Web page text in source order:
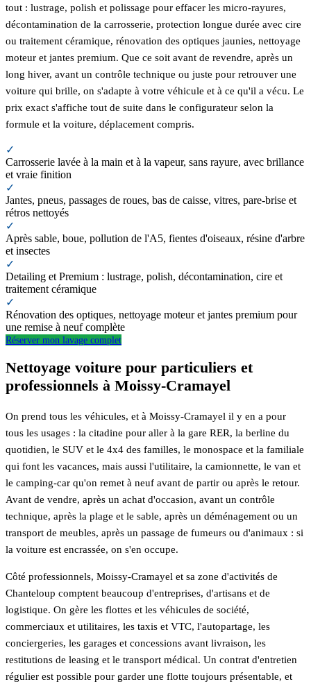
tout : lustrage, polish et polissage pour effacer les micro-rayures,
décontamination de la carrosserie, protection longue durée avec cire
ou traitement céramique, rénovation des optiques jaunies, nettoyage
moteur et jantes premium. Que ce soit avant de revendre, après un
long hiver, avant un contrôle technique ou juste pour retrouver une
voiture qui brille, on s'adapte à votre véhicule et à ce qu'il a vécu. Le
prix exact s'affiche tout de suite dans le configurateur selon la
formule et la voiture, déplacement compris.
✓
Carrosserie lavée à la main et à la vapeur, sans rayure, avec brillance
et vraie finition
✓
Jantes, pneus, passages de roues, bas de caisse, vitres, pare-brise et
rétros nettoyés
✓
Après sable, boue, pollution de l'A5, fientes d'oiseaux, résine d'arbre
et insectes
✓
Detailing et Premium : lustrage, polish, décontamination, cire et
traitement céramique
✓
Rénovation des optiques, nettoyage moteur et jantes premium pour
une remise à neuf complète
Réserver mon lavage complet
Nettoyage voiture pour particuliers et
professionnels à Moissy-Cramayel
On prend tous les véhicules, et à Moissy-Cramayel il y en a pour
tous les usages : la citadine pour aller à la gare RER, la berline du
quotidien, le SUV et le 4x4 des familles, le monospace et la familiale
qui font les vacances, mais aussi l'utilitaire, la camionnette, le van et
le camping-car qu'on remet à neuf avant de partir ou après le retour.
Avant de vendre, après un achat d'occasion, avant un contrôle
technique, après la plage et le sable, après un déménagement ou un
transport de meubles, après un passage de fumeurs ou d'animaux : si
la voiture est encrassée, on s'en occupe.
Côté professionnels, Moissy-Cramayel et sa zone d'activités de
Chanteloup comptent beaucoup d'entreprises, d'artisans et de
logistique. On gère les flottes et les véhicules de société,
commerciaux et utilitaires, les taxis et VTC, l'autopartage, les
conciergeries, les garages et concessions avant livraison, les
restitutions de leasing et le transport médical. Un contrat d'entretien
régulier est possible pour garder une flotte toujours présentable, et